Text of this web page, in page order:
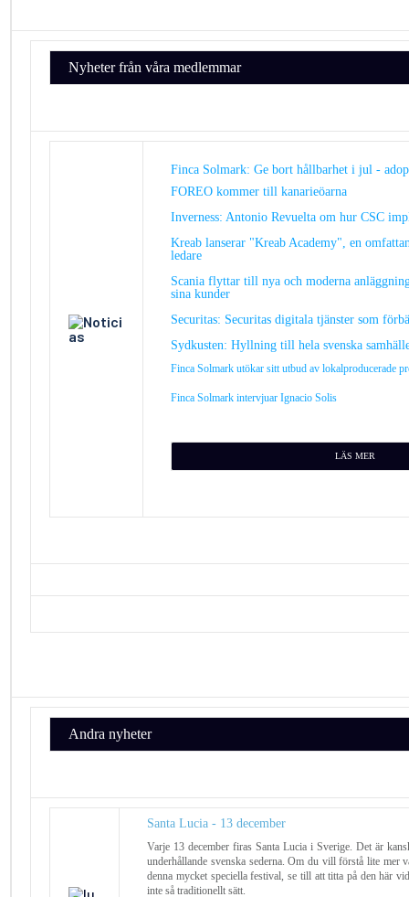
Nyheter från våra medlemmar
Finca Solmark: Ge bort hållbarhet i jul -
FOREO kommer till kanarieöarna
Inverness: Antonio Revuelta om hur CSC
Kreab lanserar "Kreab Academy", en
ledare
Scania flyttar till nya och moderna
sina kunder
Securitas: Securitas digitala tjänster som
Sydkusten: Hyllning till hela svenska
Finca Solmark utökar sitt utbud av lokalproducerade
Finca Solmark intervjuar Ignacio Solis
LÄS MER
Andra nyheter
Santa Lucia - 13 december
Varje 13 december firas Santa Lucia i Sverige. Det är
underhållande svenska sederna. Om du vill förstå lite mer
denna mycket speciella festival, se till att titta på den här
inte så traditionellt sätt.